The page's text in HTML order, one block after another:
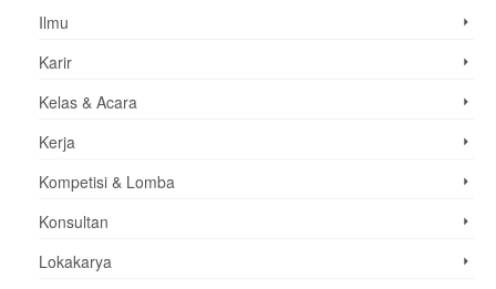
Ilmu
Karir
Kelas & Acara
Kerja
Kompetisi & Lomba
Konsultan
Lokakarya